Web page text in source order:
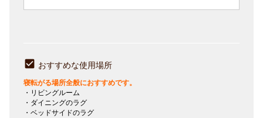
おすすめな使用場所
寝転がる場所全般におすすめです。
・リビングルーム
・ダイニングのラグ
・ベッドサイドのラグ